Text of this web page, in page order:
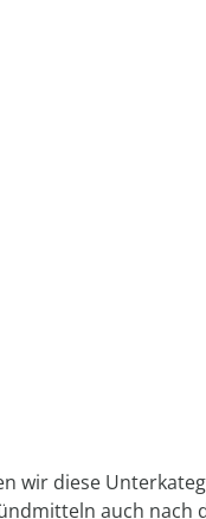
wir diese
auch